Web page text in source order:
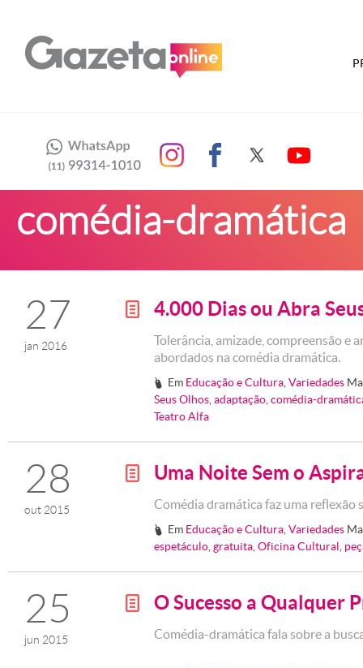
comédia-dramática
27
jan 2016
g 4.000 Dias ou Abra
Tolerância, amizade, compreensão e
abordados na comédia dramática.
# Em Educação e Cultura ,Variedades
Seus Olhos adaptação comédia-
Teatro Alfa
28
out 2015
g Uma Noite Sem o
Comédia dramática faz uma reflexão
# Em Educação e Cultura ,Variedades
espetáculo gratuita Oficina Cultural
25
jun 2015
g O Sucesso a Qualquer
Comédia-dramática fala sobre a